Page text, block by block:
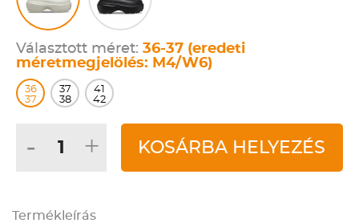
Választott méret: 36-37 (eredeti
méretmegjelölés: M4/W6)
36
37
37
38
41
42
- + KOSÁRBA HELYEZÉS
Termékleírás